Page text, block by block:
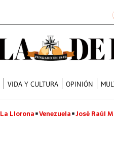
VIDA Y CULTURA OPINIÓN
La Llorona Venezuela José Raúl